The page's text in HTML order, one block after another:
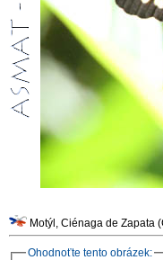
Motýl, Ciénaga de Zapata
Ohodnoťte tento obrázek: